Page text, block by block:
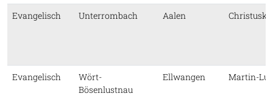
Evangelisch Unterrombach Aalen
Evangelisch
Wört-
Bösenlustnau
Ellwangen Martin-